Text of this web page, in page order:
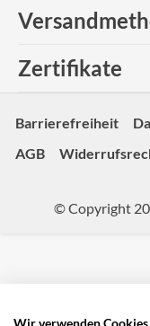
Zertifikate
Barrierefreiheit
AGB
© Copyright
Wir verwenden Cookies